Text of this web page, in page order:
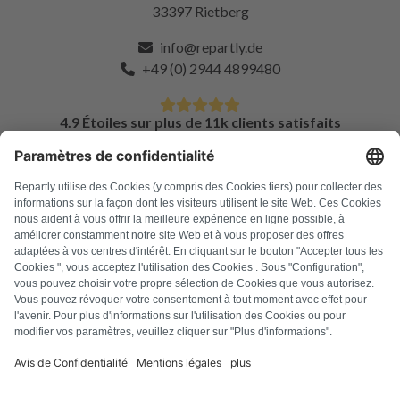
33397 Rietberg
info@repartly.de
+49 (0) 2944 4899480
4.9 Étoiles sur plus de 11k clients satisfaits
FAQ
Tous les codes d'erreur
À propos de nous
Presse
Mentions légales
Conditions générales